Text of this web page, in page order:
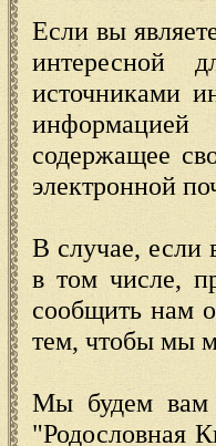
Если вы
интересной
источниками
содержащее
электронной
В случае, если
в том числе,
сообщить нам
тем, чтобы мы
Мы будем вам
"Родословная